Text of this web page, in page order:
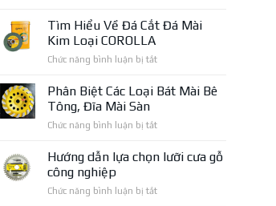
10
BỀN
QUỐC
Tìm Hiểu Về Đá Cắt Đá Mài
Kim Loại COROLLA
Chức năng bình luận bị tắtở
Hiểu
Cắt
Mài
COROLLA
Phân Biệt Các Loại Bát Mài Bê
Tông, Đĩa Mài Sàn
Chức năng bình luận bị tắtở
Biệt
Bát
Hướng dẫn lựa chọn lưỡi cưa gỗ
công nghiệp
Chức năng bình luận bị tắtở